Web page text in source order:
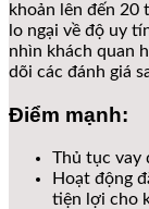
khoản lên đến 20
lo ngại về độ uy
nhìn khách quan
dõi các đánh giá
Điểm mạnh:
Thủ tục vay
Hoạt động
tiện lợi cho